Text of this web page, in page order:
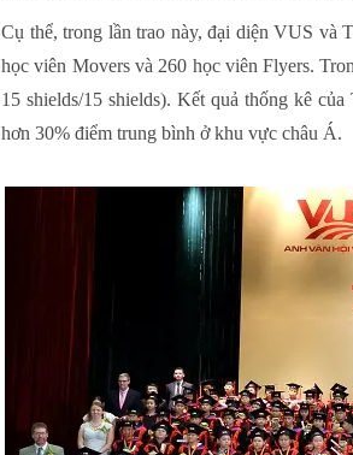
Cụ thể, trong lần trao này, đại diện VUS và
học viên Movers và 260 học viên Flyers.
15 shields/15 shields). Kết quả thống kê
hơn 30% điểm trung bình ở khu vực châu Á.